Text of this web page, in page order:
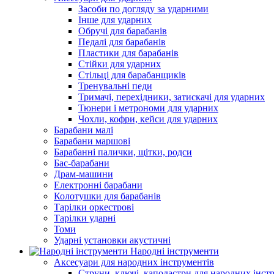
Засоби по догляду за ударними
Інше для ударних
Обручі для барабанів
Педалі для барабанів
Пластики для барабанів
Стійки для ударних
Стільці для барабанщиків
Тренувальні педи
Тримачі, перехідники, затискачі для ударних
Тюнери і метрономи для ударних
Чохли, кофри, кейси для ударних
Барабани малі
Барабани маршові
Барабанні палички, щітки, родси
Бас-барабани
Драм-машини
Електронні барабани
Колотушки для барабанів
Тарілки оркестрові
Тарілки ударні
Томи
Ударні установки акустичні
Народні інструменти
Аксесуари для народних інструментів